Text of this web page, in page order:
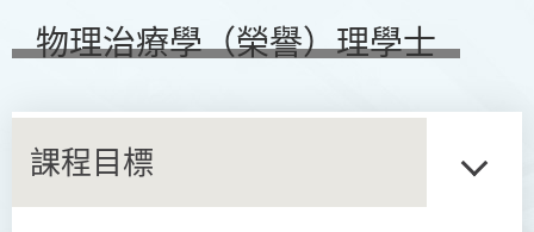
物理治療學（榮譽）理學士
課程目標